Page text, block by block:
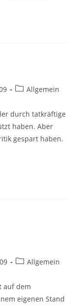
Beitrags-
Allgemein
durch tatkräftige
haben. Aber
gespart haben.
Beitrags-
Allgemein
auf dem
eigenen Stand